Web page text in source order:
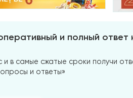
и полный ответ
в самые сжатые сроки получи
и ответы»